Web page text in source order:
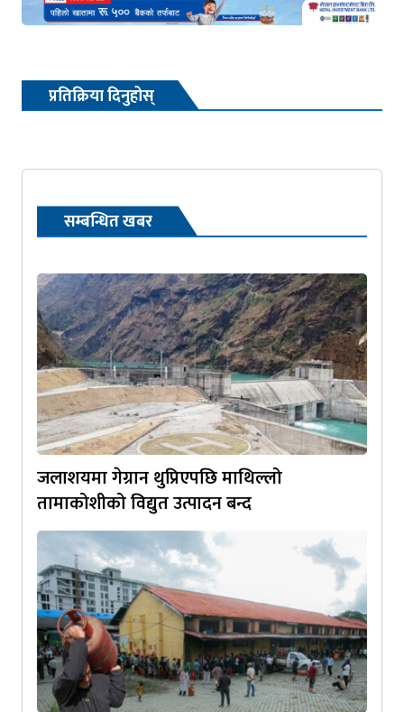
प्रतिक्रिया दिनुहोस्
सम्बन्धित खबर
जलाशयमा गेग्रान थुप्रिएपछि माथिल्लो
तामाकोशीको विद्युत उत्पादन बन्द